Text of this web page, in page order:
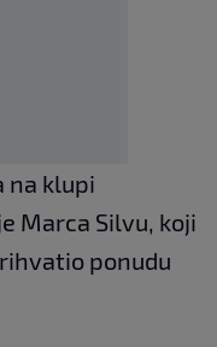
na klupi
Marca Silvu, koji
ponudu